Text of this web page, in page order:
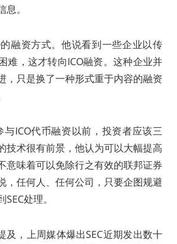
。
融资方式。他说看到一些企业以传
难，这才转向ICO融资。这种企业并
，只是换了一种形式重于内容的融资
ICO代币融资以前，投资者应该三
技术很有前景，他认为可以大幅提高
意味着可以免除行之有效的联邦证券
，任何人、任何公司，只要企图规避
处理。
及，上周媒体爆出SEC近期发出数十